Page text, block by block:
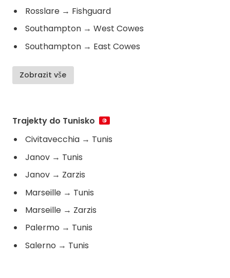
Rosslare → Fishguard
Southampton → West Cowes
Southampton → East Cowes
Zobrazit vše
Trajekty do Tunisko
Civitavecchia → Tunis
Janov → Tunis
Janov → Zarzis
Marseille → Tunis
Marseille → Zarzis
Palermo → Tunis
Salerno → Tunis